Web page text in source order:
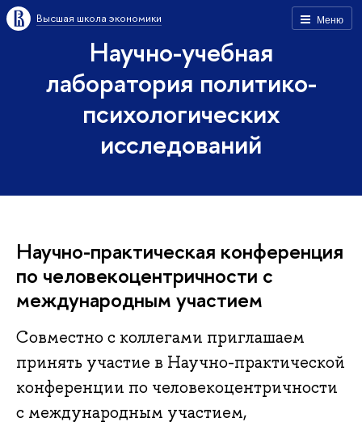
Меню
Высшая школа экономики
Научно-учебная
лаборатория политико-
психологических
исследований
Научно-практическая конференция
по человекоцентричности с
международным участием
Совместно с коллегами приглашаем
принять участие в Научно-практической
конференции по человекоцентричности
с международным участием,